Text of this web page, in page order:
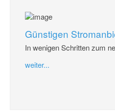
Günstigen
In wenigen Schritten zum
weiter...